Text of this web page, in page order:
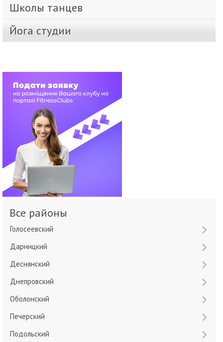
Школы танцев
Йога студии
Все районы
Голосеевский
Дарницкий
Деснянский
Днепровский
Оболонский
Печерский
Подольский